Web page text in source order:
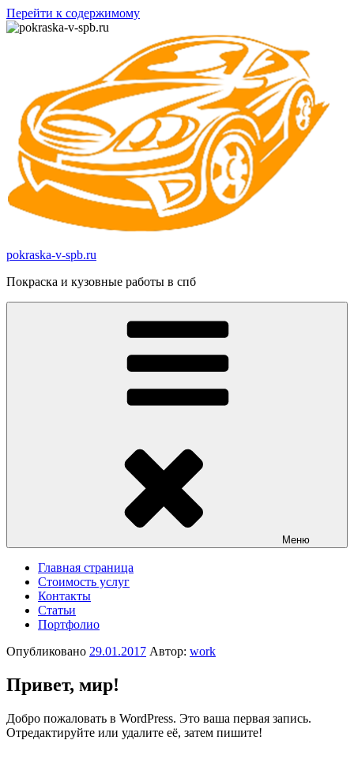
Перейти к содержимому
pokraska-v-spb.ru
Покраска и кузовные работы в спб
Меню
Главная страница
Стоимость услуг
Контакты
Статьи
Портфолио
Опубликовано 29.01.2017 Автор: work
Привет, мир!
Добро пожаловать в WordPress. Это ваша первая запись.
Отредактируйте или удалите её, затем пишите!